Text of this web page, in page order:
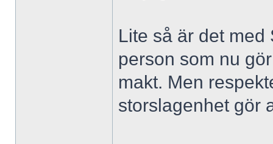
Lite så är det med
person som nu
makt. Men
storslagenhet gör